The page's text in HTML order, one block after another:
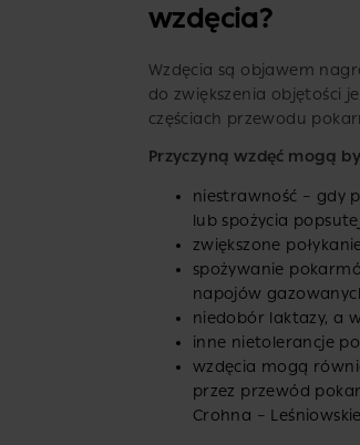
wzdęcia?
Wzdęcia są objawem
do zwiększenia objętości
częściach przewodu
Przyczyną wzdęć mogą
niestrawność – gdy
lub spożycia
zwiększone
spożywanie
napojów
niedobór laktazy, a
inne nietolerancje
wzdęcia mogą
przez przewód
Crohna –